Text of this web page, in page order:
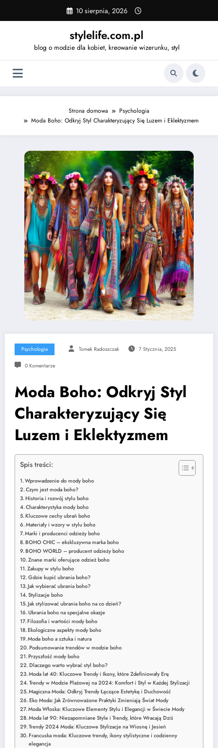
content
10 sierpnia, 2026
stylelife.com.pl
blog o modzie dla kobiet, kreowanie wizerunku, styl
Strona domowa
Psychologia
Moda Boho: Odkryj Styl Charakteryzujący Się Luzem i Eklektyzmem
Psychologia Tomek Radoszczak 7 Stycznia, 2025
0 Komentarze
Moda Boho: Odkryj Styl
Charakteryzujący Się
Luzem i Eklektyzmem
Spis treści:
Wprowadzenie do mody boho
Czym jest moda boho?
Historia i rozwój stylu boho
Charakterystyka mody boho
Kluczowe cechy ubrań boho
Materiały i wzory w stylu boho
Marki i producenci odzieży boho
BOHO CHIC – ekskluzywna marka boho
BOHO WORLD – producent odzieży boho
Znane marki oferujące odzież boho
Zakupy w stylu boho
Gdzie kupić ubrania boho?
Jak wybierać ubrania boho?
Stylizacje boho
Jak stylizować ubrania boho na co dzień?
Ubrania boho na specjalne okazje
Filozofia i wartości mody boho
Ekologiczne aspekty mody boho
Moda boho a sztuka i natura
Podsumowanie trendów w modzie boho
Przyszłość mody boho
Dlaczego warto wybrać styl boho?
Moda lat 40: Kluczowe Trendy i Ikony, które Zdefiniowały Erę
Trendy w Modzie Plażowej na 2024: Komfort i Styl w Każdej Stylizacji
Magiczna Moda: Odkryj Trendy Łączące Estetykę i Duchowość
Eko Moda: Jak Zrównoważone Praktyki Zmieniają Świat Mody
Moda Włoska: Kluczowe Elementy Stylu i Elegancji w Świecie Mody
Moda lat 90: Niezapomniane Style i Trendy, które Wracają Dziś
Trendy 2024 Moda: Kluczowe Stylizacje na Wiosnę i Jesień
Francuska moda: Kluczowe trendy, ikony stylistyczne i codzienny
elegancja